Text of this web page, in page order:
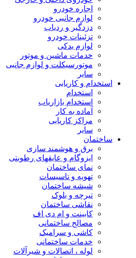
اجاره خودرو
لوازم جانبی خودرو
دزدگیر و ردیاب
تزئینات خودرو
لوازم یدکی
خدمات ماشین و موتور
موتورسیکلت و لوازم جانبی
سایر
استخدام و کاریابی
استخدام
استخدام بازاریاب
آماده به کار
مراکز کاریابی
سایر
ساختمان
برق و هوشمند سازی
ایزوگام و عایقهای رطوبتی
نمای ساختمان
تهویه و تاسیسات
شیشه ساختمان
تیرچه و بلوک
نقاشی ساختمان
کابینت و ام دی اف
مصالح ساختمانی
کاشی و سرامیک
خدمات ساختمانی
لوله ، اتصالات و شیرآلات